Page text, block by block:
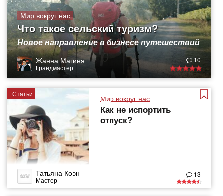
Мир вокруг нас
Что такое сельский туризм?
Новое направление в бизнесе путешествий
Жанна Магиня
Грандмастер
10
Статьи
Мир вокруг нас
Как не испортить
отпуск?
Татьяна Коэн
Мастер
13